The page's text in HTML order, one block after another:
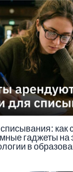
как
гаджеты на
в